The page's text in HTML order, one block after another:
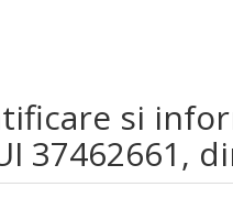
si
37462661,